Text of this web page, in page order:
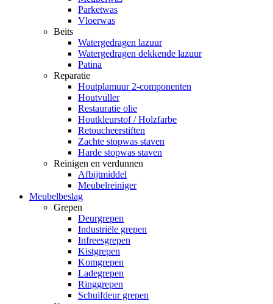
Parketwas
Vloerwas
Beits
Watergedragen lazuur
Watergedragen dekkende lazuur
Patina
Reparatie
Houtplamuur 2-componenten
Houtvuller
Restauratie olie
Houtkleurstof / Holzfarbe
Retoucheerstiften
Zachte stopwas staven
Harde stopwas staven
Reinigen en verdunnen
Afbijtmiddel
Meubelreiniger
Meubelbeslag
Grepen
Deurgrepen
Industriële grepen
Infreesgrepen
Kistgrepen
Komgrepen
Ladegrepen
Ringgrepen
Schuifdeur grepen